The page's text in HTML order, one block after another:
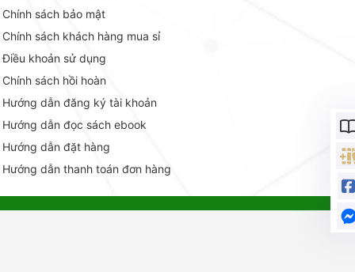
Chính sách bảo mật
Chính sách khách hàng mua sỉ
Điều khoản sử dụng
Chính sách hồi hoàn
Hướng dẫn đăng ký tài khoản
Hướng dẫn đọc sách ebook
Hướng dẫn đặt hàng
Hướng dẫn thanh toán đơn hàng